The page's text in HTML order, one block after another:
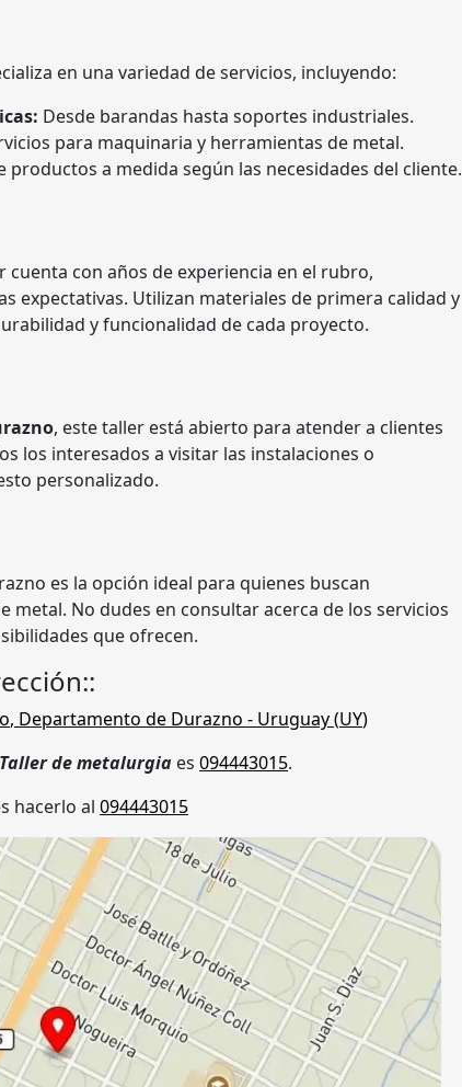
en una variedad de servicios, incluyendo:
Desde barandas hasta soportes industriales.
para maquinaria y herramientas de metal.
productos a medida según las necesidades del cliente.
con años de experiencia en el rubro,
expectativas. Utilizan materiales de primera calidad y
y funcionalidad de cada proyecto.
, este taller está abierto para atender a clientes
los interesados a visitar las instalaciones o
personalizado.
es la opción ideal para quienes buscan
metal. No dudes en consultar acerca de los servicios
que ofrecen.
, Departamento de Durazno - Uruguay (UY)
Taller de metalurgia es 094443015.
hacerlo al 094443015